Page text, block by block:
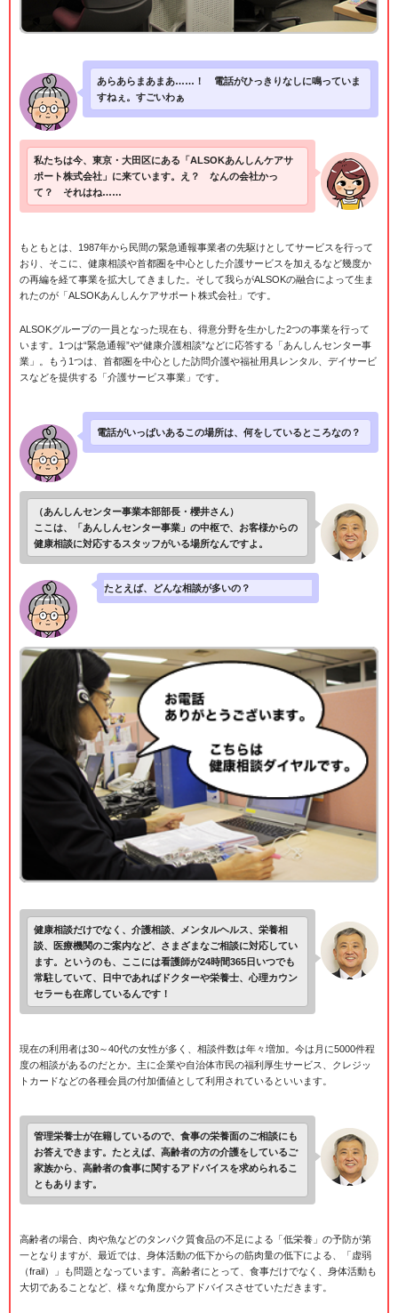
あらあらまあまあ……！ 電話がひっきりなしに鳴っていま
すねぇ。すごいわぁ
私たちは今、東京・大田区にある「ALSOKあんしんケアサ
ポート株式会社」に来ています。え？ なんの会社かっ
て？ それはね……
もともとは、1987年から民間の緊急通報事業者の先駆けとしてサービスを行って
おり、そこに、健康相談や首都圏を中心とした介護サービスを加えるなど幾度か
の再編を経て事業を拡大してきました。そして我らがALSOKの融合によって生ま
れたのが「ALSOKあんしんケアサポート株式会社」です。
ALSOKグループの一員となった現在も、得意分野を生かした2つの事業を行って
います。1つは“緊急通報”や“健康介護相談”などに応答する「あんしんセンター事
業」。もう1つは、首都圏を中心とした訪問介護や福祉用具レンタル、デイサービ
スなどを提供する「介護サービス事業」です。
電話がいっぱいあるこの場所は、何をしているところなの？
（あんしんセンター事業本部部長・櫻井さん）
ここは、「あんしんセンター事業」の中枢で、お客様からの
健康相談に対応するスタッフがいる場所なんですよ。
たとえば、どんな相談が多いの？
健康相談だけでなく、介護相談、メンタルヘルス、栄養相
談、医療機関のご案内など、さまざまなご相談に対応してい
ます。というのも、ここには看護師が24時間365日いつでも
常駐していて、日中であればドクターや栄養士、心理カウン
セラーも在席しているんです！
現在の利用者は30～40代の女性が多く、相談件数は年々増加。今は月に5000件程
度の相談があるのだとか。主に企業や自治体市民の福利厚生サービス、クレジッ
トカードなどの各種会員の付加価値として利用されているといいます。
管理栄養士が在籍しているので、食事の栄養面のご相談にも
お答えできます。たとえば、高齢者の方の介護をしているご
家族から、高齢者の食事に関するアドバイスを求められるこ
ともあります。
高齢者の場合、肉や魚などのタンパク質食品の不足による「低栄養」の予防が第
一となりますが、最近では、身体活動の低下からの筋肉量の低下による、「虚弱
（frail）」も問題となっています。高齢者にとって、食事だけでなく、身体活動も
大切であることなど、様々な角度からアドバイスさせていただきます。